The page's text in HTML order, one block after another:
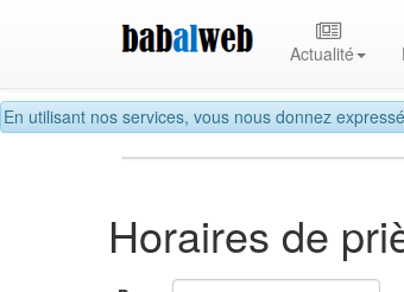
En utilisant nos services, vous nous donnez
Actualité
Horaires de